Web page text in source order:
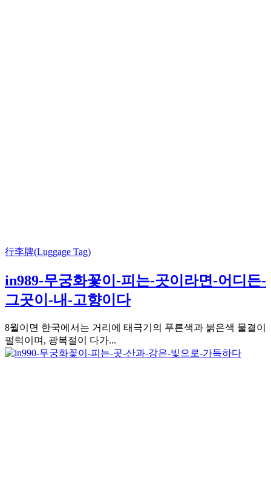
行李牌(Luggage Tag)
in989-무궁화꽃이-피는-곳이라면-어디든-
그곳이-내-고향이다
8월이면 한국에서는 거리에 태극기의 푸른색과 붉은색 물결이
펄럭이며, 광복절이 다가...